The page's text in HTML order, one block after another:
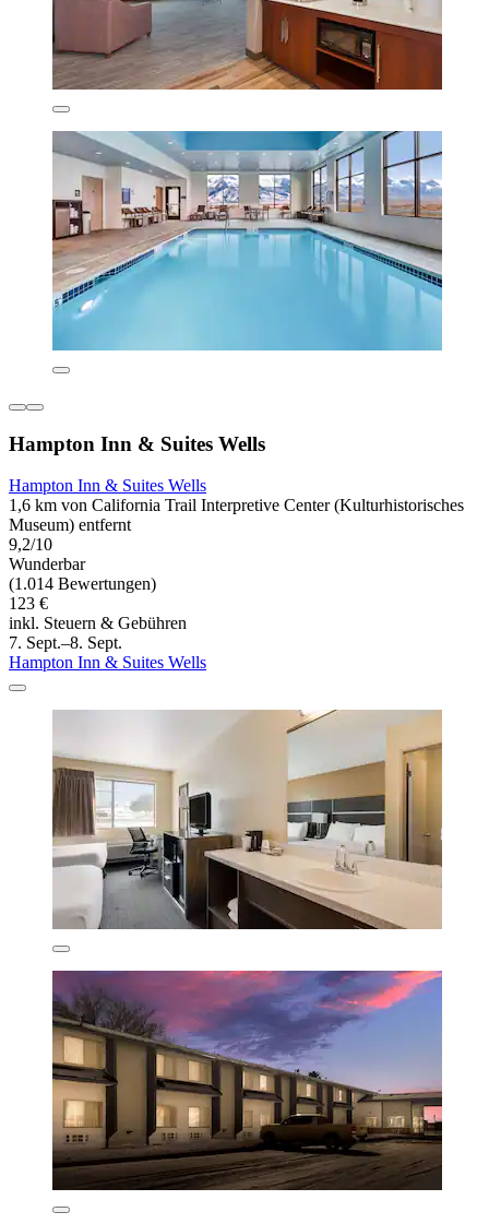
Hampton Inn & Suites Wells
Hampton Inn & Suites Wells
1,6 km von California Trail Interpretive Center (Kulturhistorisches
Museum) entfernt
9,2/10
Wunderbar
(1.014 Bewertungen)
123 €
inkl. Steuern & Gebühren
7. Sept.–8. Sept.
Hampton Inn & Suites Wells